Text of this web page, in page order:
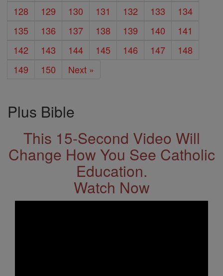
128
129 130 131 132 133
134
135
136 137 138 139 140
141
142
143 144 145 146 147
148
149
150 Next »
Plus Bible
This 15-Second Video Will
Change How You See Catholic
Education.
Watch Now